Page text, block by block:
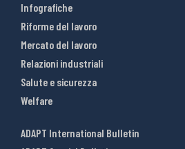
Infografiche
Riforme del lavoro
Mercato del lavoro
Relazioni industriali
Salute e sicurezza
Welfare
ADAPT International Bulletin